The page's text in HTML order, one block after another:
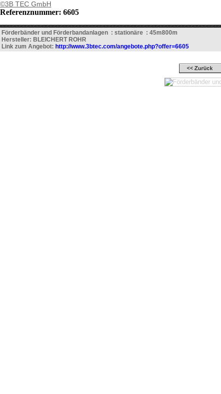
©3B TEC GmbH
Referenznummer: 6605
Förderbänder und Förderbandanlagen : stationäre : 45m800m
Hersteller: BLEICHERT ROHR
Link zum Angebot: http://www.3btec.com/angebote.php?offer=6605